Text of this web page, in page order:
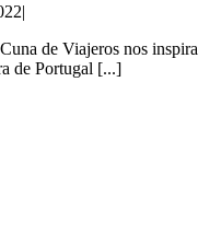
|
de Viajeros nos inspira
de Portugal [...]